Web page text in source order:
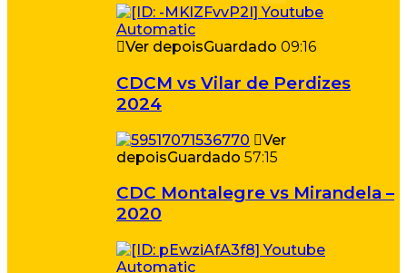
Ver depoisGuardado 09:16
CDCM vs Vilar de Perdizes
2024
Ver
depoisGuardado 57:15
CDC Montalegre vs Mirandela –
2020